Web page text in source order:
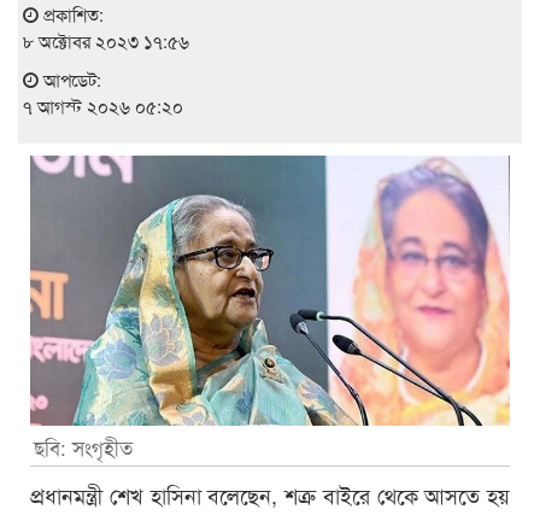
প্রকাশিত:
৮ অক্টোবর ২০২৩ ১৭:৫৬
আপডেট:
৭ আগস্ট ২০২৬ ০৫:২০
ছবি: সংগৃহীত
প্রধানমন্ত্রী শেখ হাসিনা বলেছেন, শত্রু বাইরে থেকে আসতে হয়